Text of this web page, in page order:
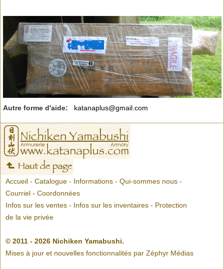
Autre forme d'aide: katanaplus@gmail.com
Accueil - Catalogue - Informations - Qui-sommes nous -
Courriel - Coordonnées
Infos sur les ventes - Infos sur les inventaires - Protection
de la vie privée
© 2011 - 2026 Nichiken Yamabushi.
Mises à jour et nouvelles fonctionnalités par Zéphyr Médias